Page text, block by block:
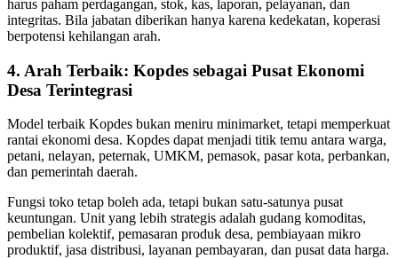
harus paham perdagangan, stok, kas, laporan, pelayanan, dan
integritas. Bila jabatan diberikan hanya karena kedekatan, koperasi
berpotensi kehilangan arah.
4. Arah Terbaik: Kopdes sebagai Pusat Ekonomi
Desa Terintegrasi
Model terbaik Kopdes bukan meniru minimarket, tetapi memperkuat
rantai ekonomi desa. Kopdes dapat menjadi titik temu antara warga,
petani, nelayan, peternak, UMKM, pemasok, pasar kota, perbankan,
dan pemerintah daerah.
Fungsi toko tetap boleh ada, tetapi bukan satu-satunya pusat
keuntungan. Unit yang lebih strategis adalah gudang komoditas,
pembelian kolektif, pemasaran produk desa, pembiayaan mikro
produktif, jasa distribusi, layanan pembayaran, dan pusat data harga.